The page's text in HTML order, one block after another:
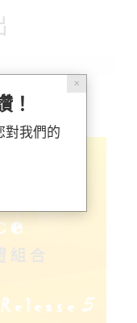
✕
！
對我們的